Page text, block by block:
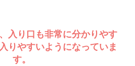
入り口も非常に分かりやす
りやすいようになっていま
す。